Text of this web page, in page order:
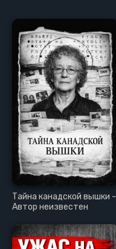
Тайна канадской вышки -
Автор неизвестен